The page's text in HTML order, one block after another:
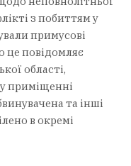
з побиттям у
примусові
це повідомляє
області,
приміщенні
та інші
в окремі